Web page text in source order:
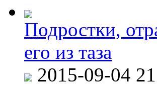
Подростки,
его из таза
2015-09-04